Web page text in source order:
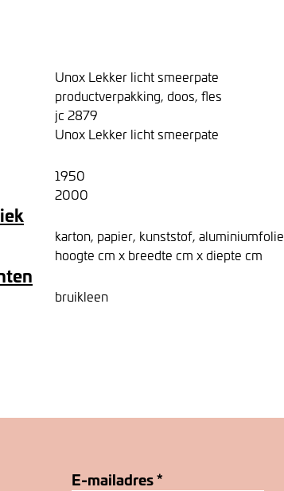
Unox Lekker licht smeerpate
productverpakking, doos, fles
jc 2879
Unox Lekker licht smeerpate
1950
2000
karton, papier, kunststof, aluminiumfolie
hoogte cm x breedte cm x diepte cm
bruikleen
E-mailadres*